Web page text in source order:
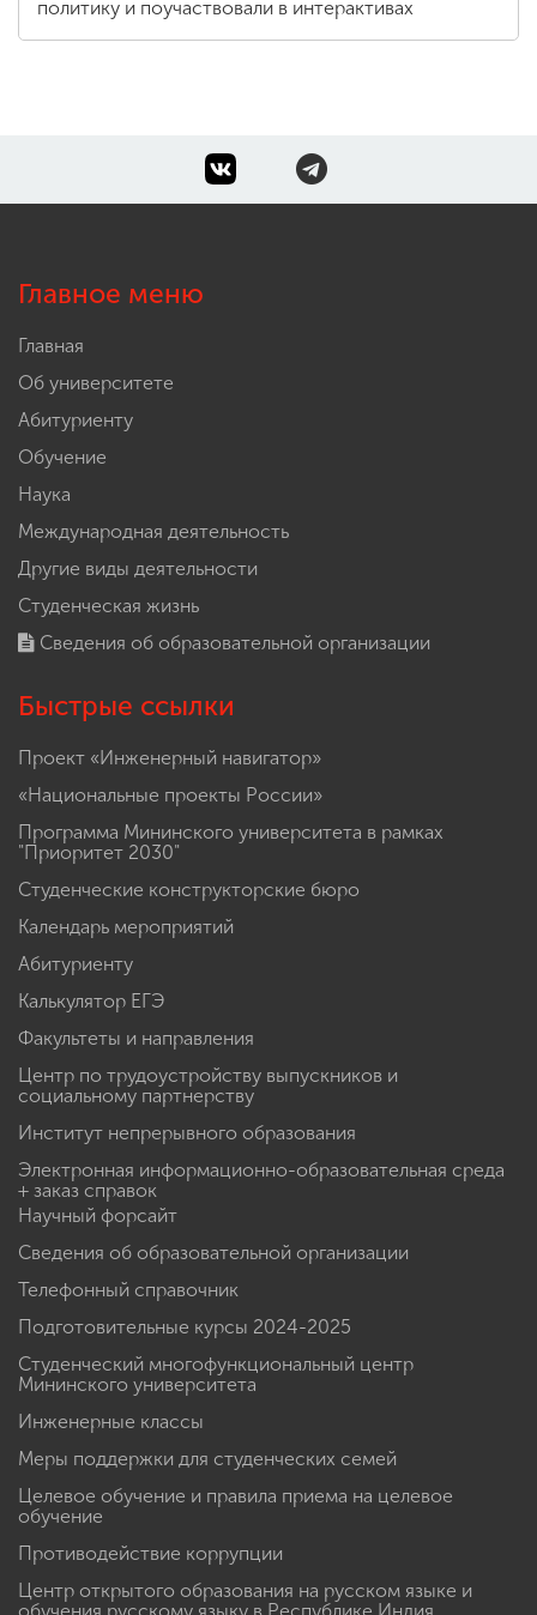
политику и поучаствовали в интерактивах
Главное меню
Главная
Об университете
Абитуриенту
Обучение
Наука
Международная деятельность
Другие виды деятельности
Студенческая жизнь
Сведения об образовательной организации
Быстрые ссылки
Проект «Инженерный навигатор»
«Национальные проекты России»
Программа Мининского университета в рамках
"Приоритет 2030"
Студенческие конструкторские бюро
Календарь мероприятий
Абитуриенту
Калькулятор ЕГЭ
Факультеты и направления
Центр по трудоустройству выпускников и
социальному партнерству
Институт непрерывного образования
Электронная информационно-образовательная среда
+ заказ справок
Научный форсайт
Сведения об образовательной организации
Телефонный справочник
Подготовительные курсы 2024-2025
Студенческий многофункциональный центр
Мининского университета
Инженерные классы
Меры поддержки для студенческих семей
Целевое обучение и правила приема на целевое
обучение
Противодействие коррупции
Центр открытого образования на русском языке и